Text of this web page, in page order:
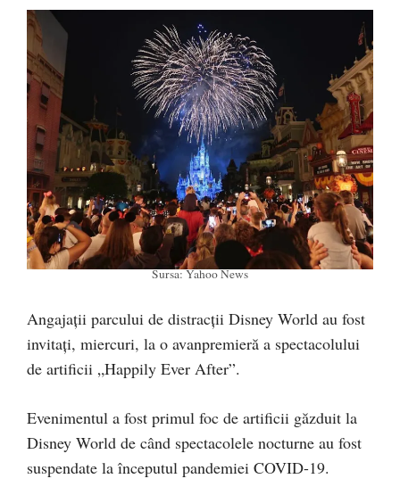
Sursa: Yahoo News
Angajații parcului de distracții Disney World au fost
invitați, miercuri, la o avanpremieră a spectacolului
de artificii „Happily Ever After”.
Evenimentul a fost primul foc de artificii găzduit la
Disney World de când spectacolele nocturne au fost
suspendate la începutul pandemiei COVID-19.